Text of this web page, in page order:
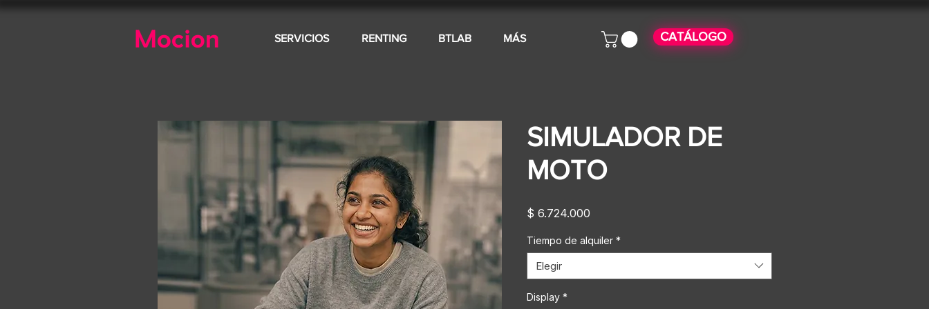
SERVICIOS RENTING BTLAB MÁS CATÁLOGO
SIMULADOR DE
MOTO
$ 6.724.000
Tiempo de alquiler *
Elegir
Display *